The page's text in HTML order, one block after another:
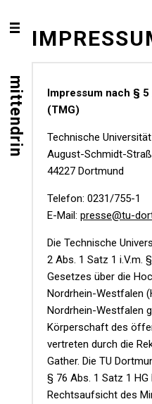
Impressum nach § 5
(TMG)
Technische
August-Schmidt-
44227 Dortmund
Telefon: 0231/755-1
E-Mail: presse@tu-
Die Technische
2 Abs. 1 Satz 1 i.V.m.
Gesetzes über die
Nordrhein-Westfalen
Nordrhein-Westfalen
Körperschaft des
vertreten durch die
Gather. Die TU
§ 76 Abs. 1 Satz 1 HG
Rechtsaufsicht des
mittendrin